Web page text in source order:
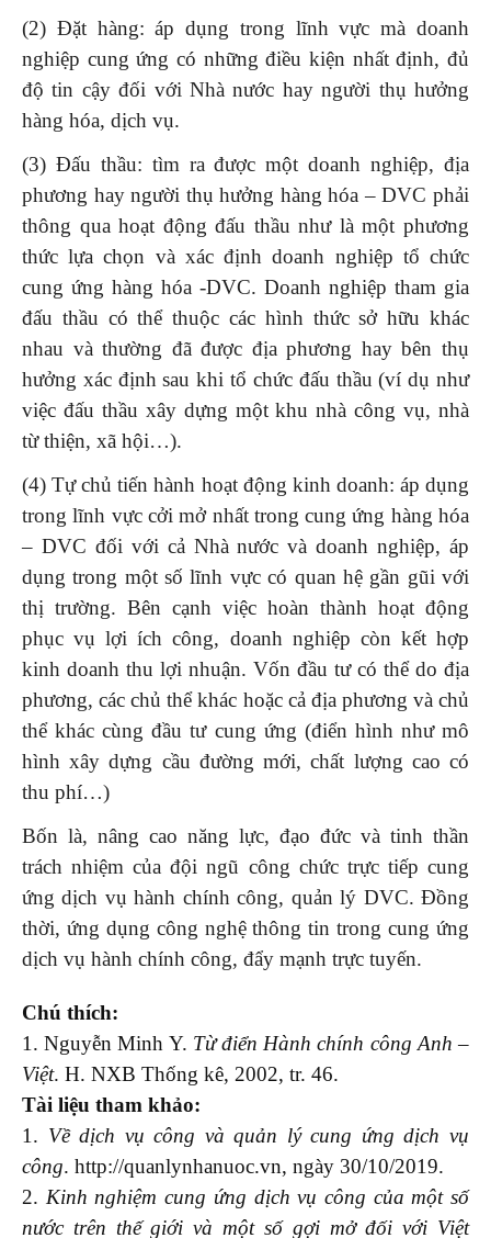
(2) Đặt hàng: áp dụng trong lĩnh vực mà doanh
nghiệp cung ứng có những điều kiện nhất định, đủ
độ tin cậy đối với Nhà nước hay người thụ hưởng
hàng hóa, dịch vụ.
(3) Đấu thầu: tìm ra được một doanh nghiệp, địa
phương hay người thụ hưởng hàng hóa – DVC phải
thông qua hoạt động đấu thầu như là một phương
thức lựa chọn và xác định doanh nghiệp tổ chức
cung ứng hàng hóa -DVC. Doanh nghiệp tham gia
đấu thầu có thể thuộc các hình thức sở hữu khác
nhau và thường đã được địa phương hay bên thụ
hưởng xác định sau khi tổ chức đấu thầu (ví dụ như
việc đấu thầu xây dựng một khu nhà công vụ, nhà
từ thiện, xã hội…).
(4) Tự chủ tiến hành hoạt động kinh doanh: áp dụng
trong lĩnh vực cởi mở nhất trong cung ứng hàng hóa
– DVC đối với cả Nhà nước và doanh nghiệp, áp
dụng trong một số lĩnh vực có quan hệ gần gũi với
thị trường. Bên cạnh việc hoàn thành hoạt động
phục vụ lợi ích công, doanh nghiệp còn kết hợp
kinh doanh thu lợi nhuận. Vốn đầu tư có thể do địa
phương, các chủ thể khác hoặc cả địa phương và chủ
thể khác cùng đầu tư cung ứng (điển hình như mô
hình xây dựng cầu đường mới, chất lượng cao có
thu phí…)
Bốn là, nâng cao năng lực, đạo đức và tinh thần
trách nhiệm của đội ngũ công chức trực tiếp cung
ứng dịch vụ hành chính công, quản lý DVC. Đồng
thời, ứng dụng công nghệ thông tin trong cung ứng
dịch vụ hành chính công, đẩy mạnh trực tuyến.
Chú thích:
1. Nguyễn Minh Y. Từ điển Hành chính công Anh –
Việt. H. NXB Thống kê, 2002, tr. 46.
Tài liệu tham khảo:
1. Về dịch vụ công và quản lý cung ứng dịch vụ
công. http://quanlynhanuoc.vn, ngày 30/10/2019.
2. Kinh nghiệm cung ứng dịch vụ công của một số
nước trên thế giới và một số gợi mở đối với Việt